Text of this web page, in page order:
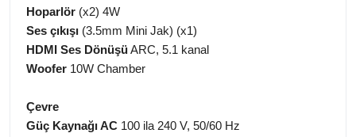
Hoparlör (x2) 4W
Ses çıkışı (3.5mm Mini Jak) (x1)
HDMI Ses DönüşüARC, 5.1 kanal
Woofer 10W Chamber
Çevre
Güç Kaynağı AC 100 ila 240 V, 50/60 Hz